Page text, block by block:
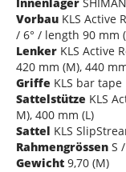
Vorbau KLS Active
/ 6° / length 90 mm
Lenker KLS Active
420 mm (M), 440
Griffe KLS bar tape
Sattelstütze KLS
M), 400 mm (L)
Sattel KLS
Rahmengrössen S
Gewicht 9,70 (M)